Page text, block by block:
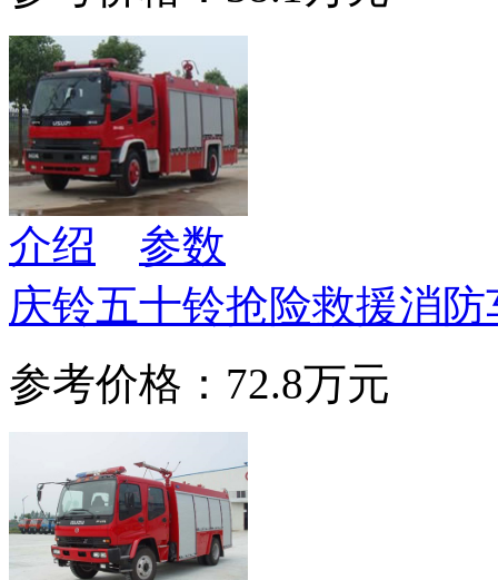
介绍
参数
庆铃五十铃抢险救援消防
参考价格：72.8万元